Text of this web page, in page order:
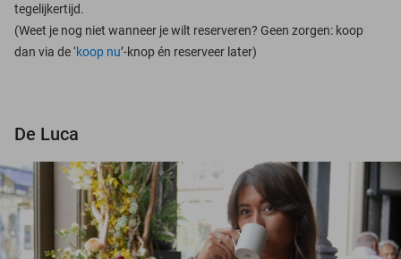
tegelijkertijd.
(Weet je nog niet wanneer je wilt reserveren? Geen zorgen: koop
dan via de ‘koop nu’-knop én reserveer later)
De Luca